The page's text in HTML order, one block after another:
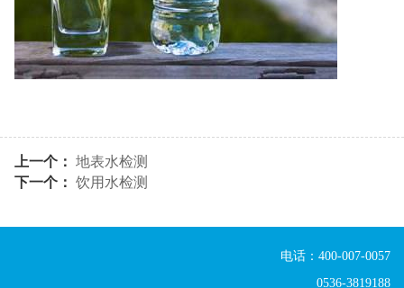
上一个： 地表水检测
下一个： 饮用水检测
电话：400-007-0057
0536-3819188